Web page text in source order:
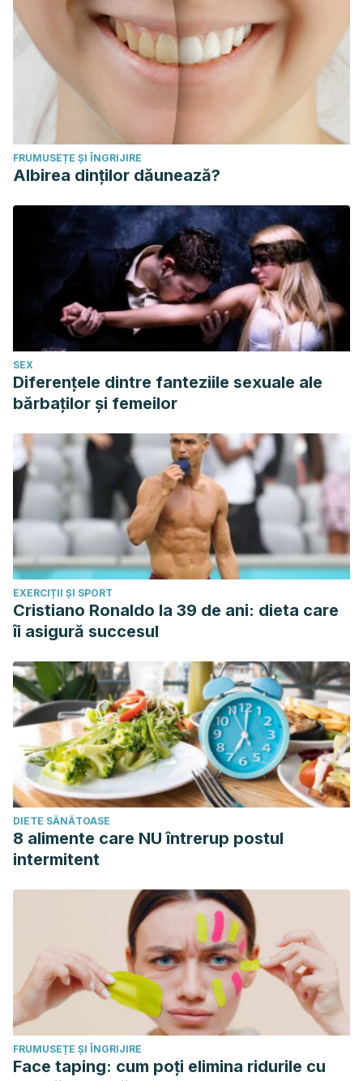
FRUMUSEȚE ȘI ÎNGRIJIRE
Albirea dinților dăunează?
SEX
Diferențele dintre fanteziile sexuale ale
bărbaților și femeilor
EXERCIȚII ȘI SPORT
Cristiano Ronaldo la 39 de ani: dieta care
îi asigură succesul
DIETE SĂNĂTOASE
8 alimente care NU întrerup postul
intermitent
FRUMUSEȚE ȘI ÎNGRIJIRE
Face taping: cum poți elimina ridurile cu